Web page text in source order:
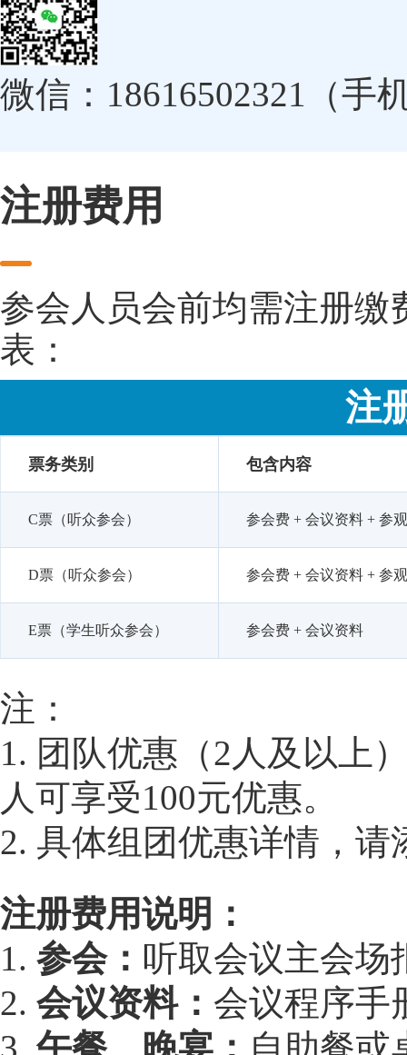
微信：18616502321（手
注册费用
参会人员会前均需注册缴
表：
注
票务类别 包含内容
C票（听众参会） 参会费 + 会议资料 + 参
D票（听众参会） 参会费 + 会议资料 + 参
E票（学生听众参会） 参会费 + 会议资料
注：
1. 团队优惠（2人及以上
人可享受100元优惠。
2. 具体组团优惠详情，请
注册费用说明：
1. 参会： 听取会议主会场
2. 会议资料： 会议程序手